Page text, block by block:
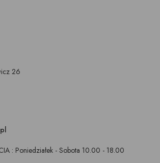
26
: Poniedziałek - Sobota 10.00 - 18.00